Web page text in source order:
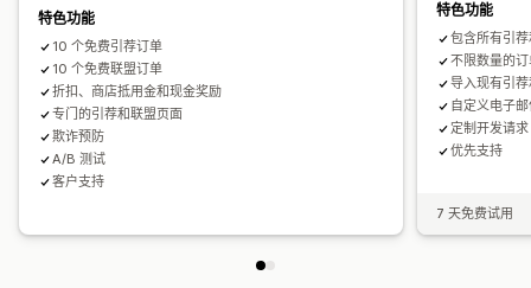
自定义链接和折扣
自定义品牌营销
支付
礼品卡收款 多币种
特色功能
10 个免费引荐订单
10 个免费联盟订单
折扣、商店抵用金和现金奖励
专门的引荐和联盟页面
欺诈预防
A/B 测试
客户支持
特色功能
包含所有引
不限数量的
导入现有引
自定义电子
定制开发请求
优先支持
7 天免费试用